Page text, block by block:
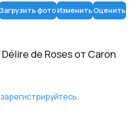
Загрузить фотоИзменитьОценить
Délire de Rosesот Caron
зарегистрируйтесь.